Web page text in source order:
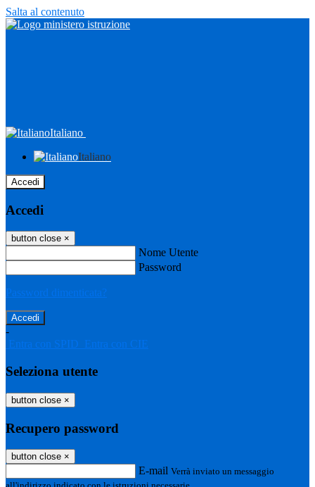
Salta al contenuto
Italiano
Italiano
Accedi
Accedi
button close ×
Nome Utente
Password
Password dimenticata?
-
Entra con SPID
Entra con CIE
Seleziona utente
button close ×
Recupero password
button close ×
E-mail Verrà inviato un messaggio